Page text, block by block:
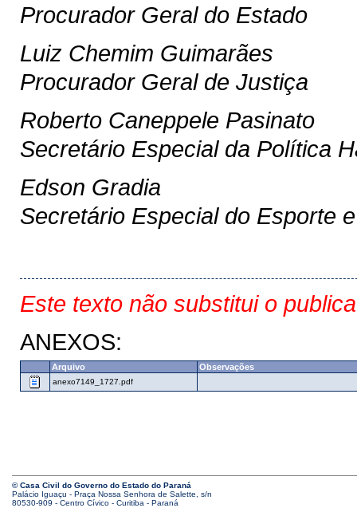
Procurador Geral do Estado
Luiz Chemim Guimarães
Procurador Geral de Justiça
Roberto Caneppele Pasinato
Secretário Especial da Política
Edson Gradia
Secretário Especial do Esporte
Este texto não substitui o
ANEXOS:
Arquivo Observações
anexo7149_1727.pdf
© Casa Civil do Governo do Estado do Paraná
Palácio Iguaçu - Praça Nossa Senhora de Salette, s/n
80530-909 - Centro Cívico - Curitiba - Paraná